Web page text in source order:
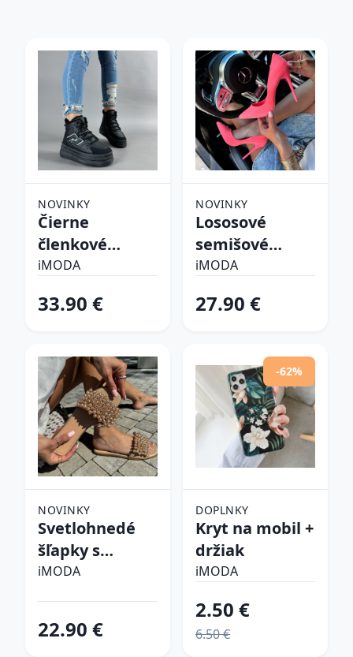
NOVINKY
Čierne
členkové
zateplené
iMODA
33.90 €
NOVINKY
Lososové
semišové
lodičky
iMODA
27.90 €
NOVINKY
Svetlohnedé
šľapky s
perličkami
iMODA
22.90 €
-62%
DOPLNKY
Kryt na mobil +
držiak
iMODA
2.50 €
6.50 €